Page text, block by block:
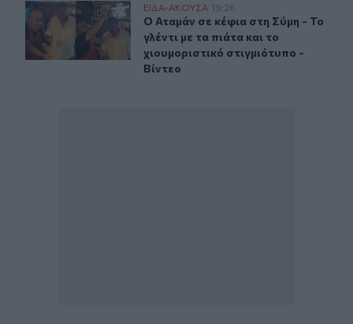
Ο Αταμάν σε κέφια στη Σύμη - Το γλέντι με τα πιάτα και
ΕΙΔΑ-ΑΚΟΥΣΑ 19:26
Ο Αταμάν σε κέφια στη Σύμη - Το
Ο Αταμάν σε κέφια στη Σύμη - Το
γλέντι με τα πιάτα και το
χιουμοριστικό στιγμιότυπο -
Βίντεο